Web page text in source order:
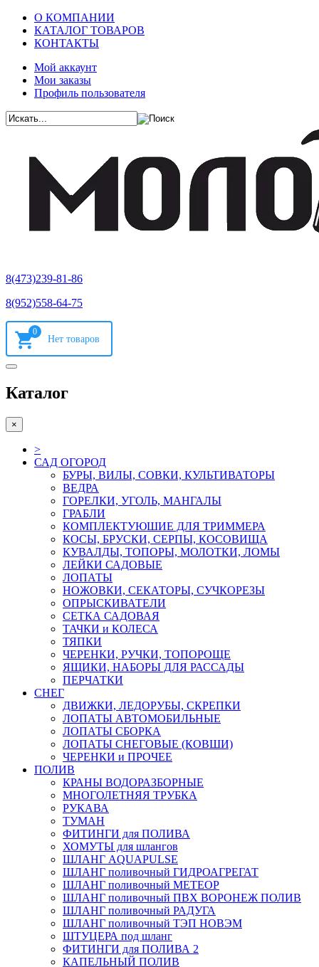
О КОМПАНИИ
КАТАЛОГ ТОВАРОВ
КОНТАКТЫ
Мой аккаунт
Мои заказы
Профиль пользователя
8(473)239-81-86
8(952)558-64-75
0
Каталог
×
>
САД ОГОРОД
БУРЫ, ВИЛЫ, СОВКИ, КУЛЬТИВАТОРЫ
ВЕДРА
ГОРЕЛКИ, УГОЛЬ, МАНГАЛЫ
ГРАБЛИ
КОМПЛЕКТУЮШИЕ ДЛЯ ТРИММЕРА
КОСЫ, БРУСКИ, СЕРПЫ, КОСОВИЩА
КУВАЛДЫ, ТОПОРЫ, МОЛОТКИ, ЛОМЫ
ЛЕЙКИ САДОВЫЕ
ЛОПАТЫ
НОЖОВКИ, СЕКАТОРЫ, СУЧКОРЕЗЫ
ОПРЫСКИВАТЕЛИ
СЕТКА САДОВАЯ
ТАЧКИ и КОЛЕСА
ТЯПКИ
ЧЕРЕНКИ, РУЧКИ, ТОПОРОЩЕ
ЯЩИКИ, НАБОРЫ ДЛЯ РАССАДЫ
ПЕРЧАТКИ
СНЕГ
ДВИЖКИ, ЛЕДОРУБЫ, СКРЕПКИ
ЛОПАТЫ АВТОМОБИЛЬНЫЕ
ЛОПАТЫ СБОРКА
ЛОПАТЫ СНЕГОВЫЕ (КОВШИ)
ЧЕРЕНКИ и ПРОЧЕЕ
ПОЛИВ
КРАНЫ ВОДОРАЗБОРНЫЕ
МНОГОЛЕТНЯЯ ТРУБКА
РУКАВА
ТУМАН
ФИТИНГИ для ПОЛИВА
ХОМУТЫ для шлангов
ШЛАНГ AQUAPULSE
ШЛАНГ поливочный ГИДРОАГРЕГАТ
ШЛАНГ поливочный МЕТЕОР
ШЛАНГ поливочный ПВХ ВОРОНЕЖ ПОЛИВ
ШЛАНГ поливочный РАДУГА
ШЛАНГ поливочный ТЭП НОВЭМ
ШТУЦЕРА под шланг
ФИТИНГИ для ПОЛИВА 2
КАПЕЛЬНЫЙ ПОЛИВ